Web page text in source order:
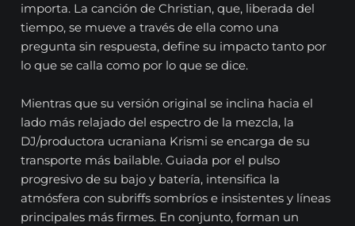
importa. La canción de Christian, que, liberada del
tiempo, se mueve a través de ella como una
pregunta sin respuesta, define su impacto tanto por
lo que se calla como por lo que se dice.
Mientras que su versión original se inclina hacia el
lado más relajado del espectro de la mezcla, la
DJ/productora ucraniana Krismi se encarga de su
transporte más bailable. Guiada por el pulso
progresivo de su bajo y batería, intensifica la
atmósfera con subriffs sombríos e insistentes y líneas
principales más firmes. En conjunto, forman un